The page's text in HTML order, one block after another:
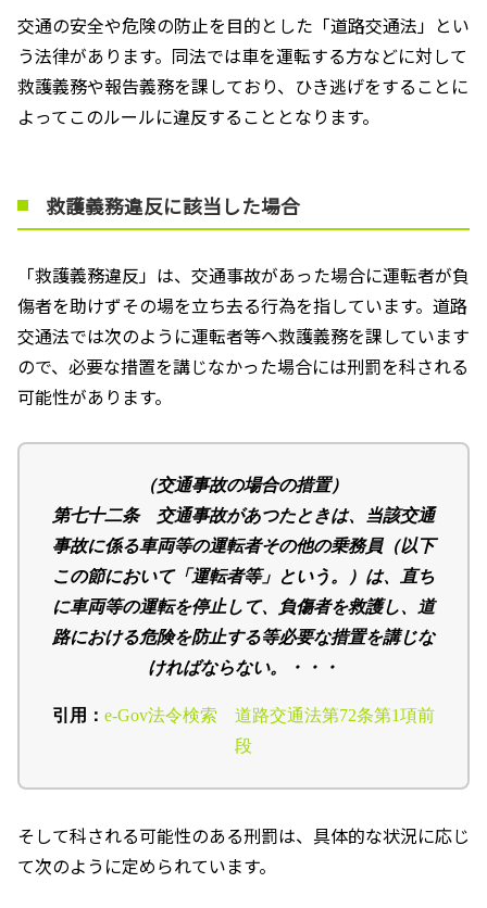
交通の安全や危険の防止を目的とした「道路交通法」とい
う法律があります。同法では車を運転する方などに対して
救護義務や報告義務を課しており、ひき逃げをすることに
よってこのルールに違反することとなります。
救護義務違反に該当した場合
「救護義務違反」は、交通事故があった場合に運転者が負
傷者を助けずその場を立ち去る行為を指しています。道路
交通法では次のように運転者等へ救護義務を課しています
ので、必要な措置を講じなかった場合には刑罰を科される
可能性があります。
（交通事故の場合の措置）
第七十二条 交通事故があつたときは、当該交通
事故に係る車両等の運転者その他の乗務員（以下
この節において「運転者等」という。）は、直ち
に車両等の運転を停止して、負傷者を救護し、道
路における危険を防止する等必要な措置を講じな
ければならない。・・・
引用： e-Gov法令検索 道路交通法第72条第1項前
段
そして科される可能性のある刑罰は、具体的な状況に応じ
て次のように定められています。